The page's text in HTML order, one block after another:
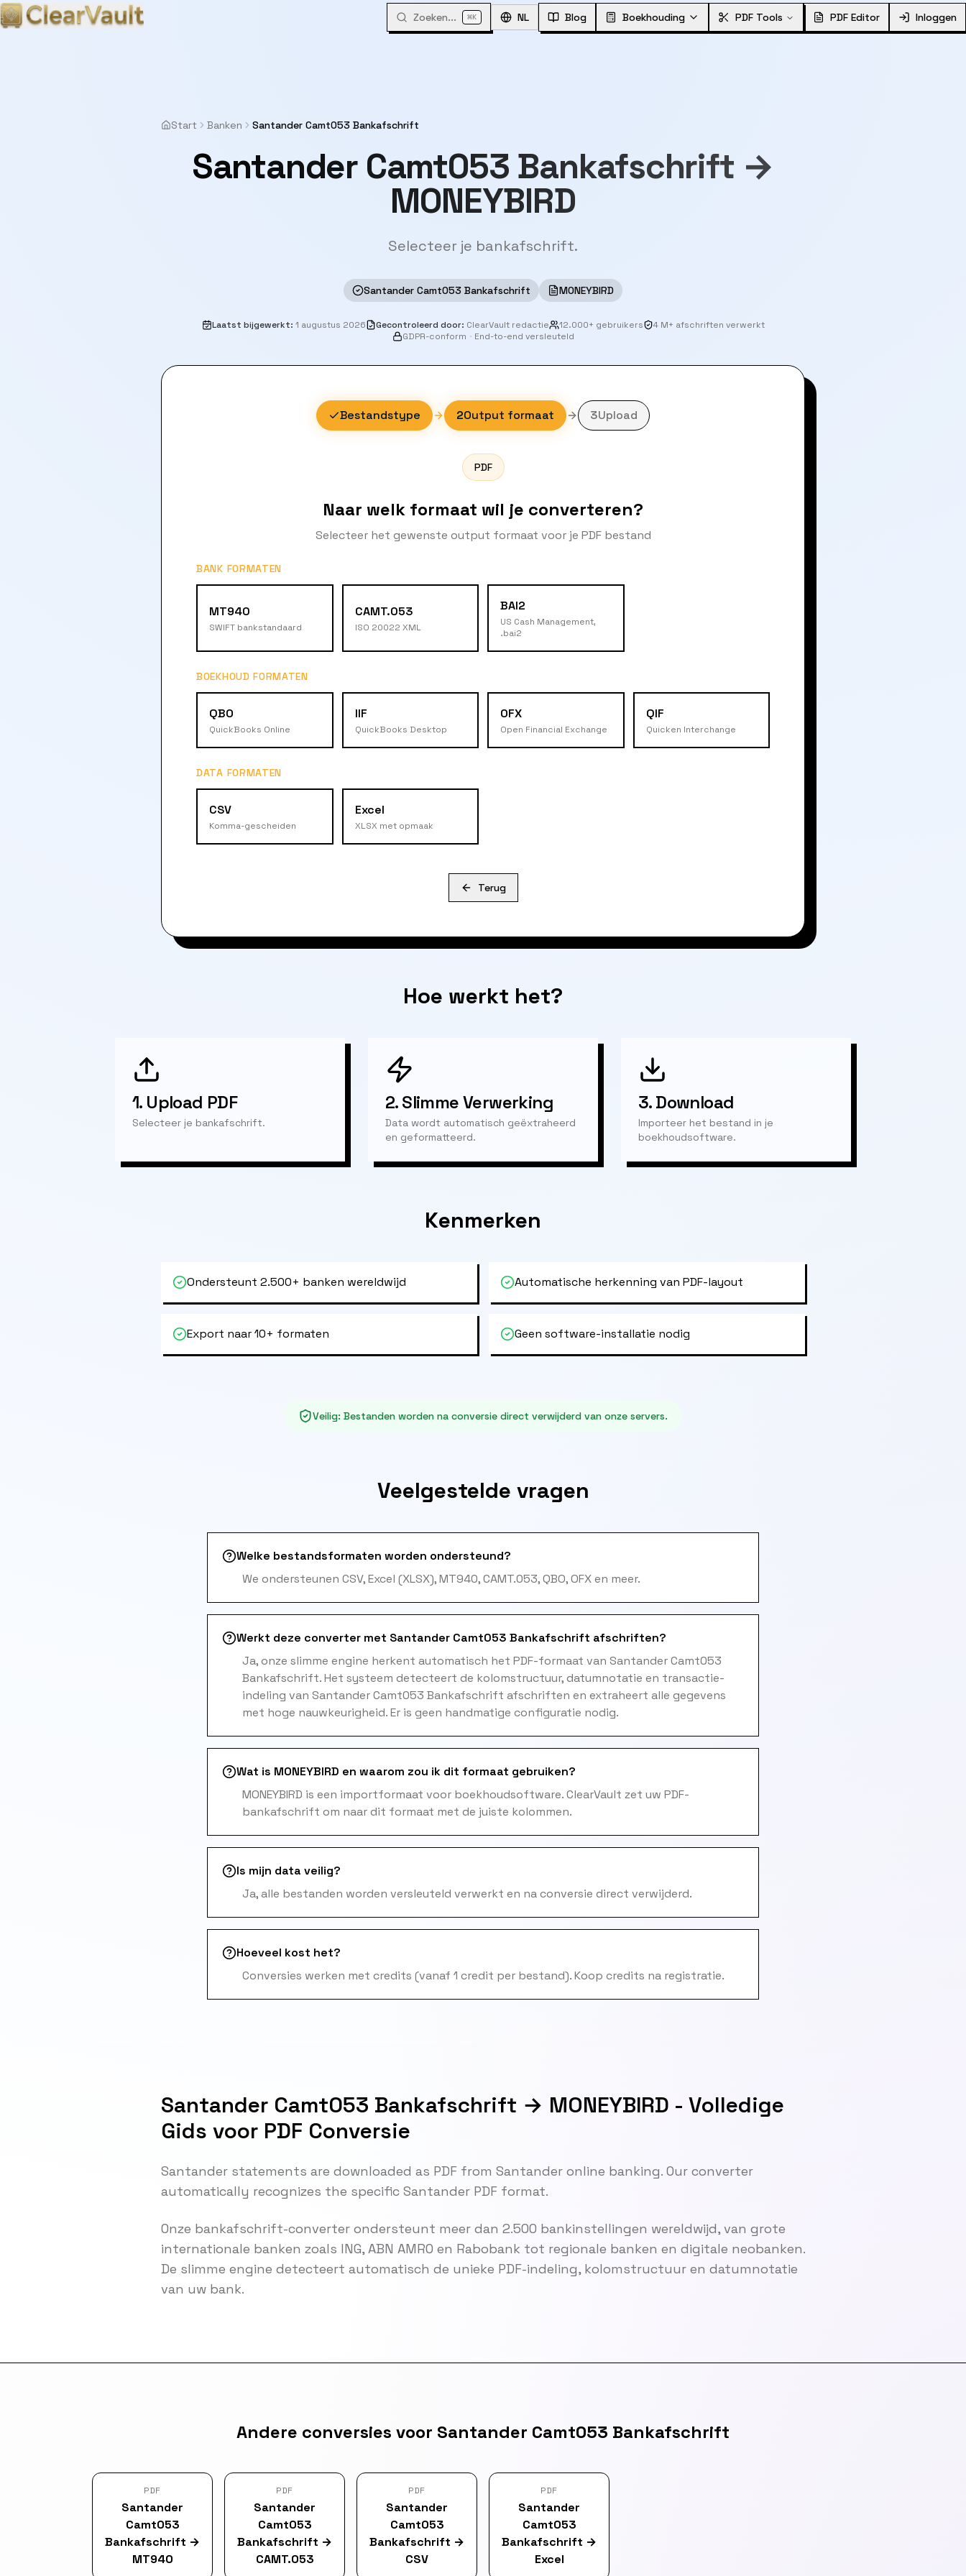
Zoeken... ⌘K NL Blog Boekhouding PDF Tools PDF Editor Inloggen
Start Banken Santander Camt053 Bankafschrift
Santander Camt053 Bankafschrift →
MONEYBIRD
Selecteer je bankafschrift.
Santander Camt053 Bankafschrift MONEYBIRD
Laatst bijgewerkt: 1 augustus 2026 Gecontroleerd door: ClearVault redactie 12.000+ gebruikers
4 M+ afschriften verwerkt
GDPR-conform · End-to-end versleuteld
Bestandstype 2Output formaat 3Upload
PDF
Naar welk formaat wil je converteren?
Selecteer het gewenste output formaat voor je PDF bestand
BANK FORMATEN
MT940
SWIFT bankstandaard
CAMT.053
ISO 20022 XML
BAI2
US Cash Management,
.bai2
BOEKHOUD FORMATEN
QBO
QuickBooks Online
IIF
QuickBooks Desktop
OFX
Open Financial Exchange
QIF
Quicken Interchange
DATA FORMATEN
CSV
Komma-gescheiden
Excel
XLSX met opmaak
Terug
Hoe werkt het?
1. Upload PDF
Selecteer je bankafschrift.
2.Slimme Verwerking
Data wordt automatisch geëxtraheerd
en geformatteerd.
3.Download
Importeer het bestand in je
boekhoudsoftware.
Kenmerken
Ondersteunt 2.500+ banken wereldwijd Automatische herkenning van PDF-layout
Export naar 10+ formaten Geen software-installatie nodig
Veilig: Bestanden worden na conversie direct verwijderd van onze servers.
Veelgestelde vragen
Welke bestandsformaten worden ondersteund?
We ondersteunen CSV, Excel (XLSX), MT940, CAMT.053, QBO, OFX en meer.
Werkt deze converter met Santander Camt053 Bankafschrift afschriften?
Ja, onze slimme engine herkent automatisch het PDF-formaat van Santander Camt053
Bankafschrift. Het systeem detecteert de kolomstructuur, datumnotatie en transactie-
indeling van Santander Camt053 Bankafschrift afschriften en extraheert alle gegevens
met hoge nauwkeurigheid. Er is geen handmatige configuratie nodig.
Wat is MONEYBIRD en waarom zou ik dit formaat gebruiken?
MONEYBIRD is een importformaat voor boekhoudsoftware. ClearVault zet uw PDF-
bankafschrift om naar dit formaat met de juiste kolommen.
Is mijn data veilig?
Ja, alle bestanden worden versleuteld verwerkt en na conversie direct verwijderd.
Hoeveel kost het?
Conversies werken met credits (vanaf 1 credit per bestand). Koop credits na registratie.
Santander Camt053 Bankafschrift → MONEYBIRD - Volledige
Gids voor PDF Conversie
Santander statements are downloaded as PDF from Santander online banking. Our converter
automatically recognizes the specific Santander PDF format.
Onze bankafschrift-converter ondersteunt meer dan 2.500 bankinstellingen wereldwijd, van grote
internationale banken zoals ING, ABN AMRO en Rabobank tot regionale banken en digitale neobanken.
De slimme engine detecteert automatisch de unieke PDF-indeling, kolomstructuur en datumnotatie
van uw bank.
Andere conversies voor Santander Camt053 Bankafschrift
PDF
Santander
Camt053
Bankafschrift →
MT940
PDF
Santander
Camt053
Bankafschrift →
CAMT.053
PDF
Santander
Camt053
Bankafschrift →
CSV
PDF
Santander
Camt053
Bankafschrift →
Excel